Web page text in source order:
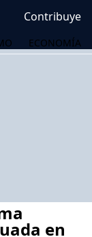
Contribuye
ECONOMÍA
en